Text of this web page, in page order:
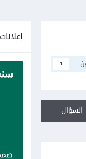
1
إعلانات